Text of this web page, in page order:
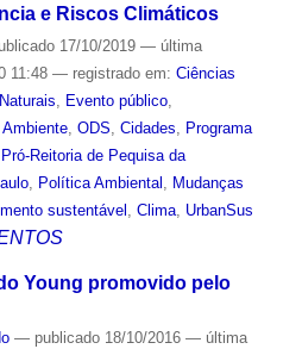
e Riscos Climáticos
17/10/2019 — última
11:48 — registrado em: Ciências
Evento público,
Ambiente, ODS Cidades
Programa
Pró-Reitoria de Pequisa da
, Política Ambiental
Mudanças
sustentável Clima, UrbanSus
Young promovido pelo
— publicado18/10/2016 — última